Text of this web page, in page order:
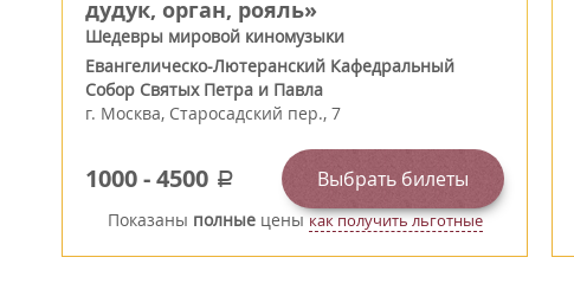
дудук, орган, рояль»
Шедевры мировой киномузыки
Евангелическо-Лютеранский Кафедральный
Собор Святых Петра и Павла
г. Москва, Старосадский пер., 7
1000-4500 a Выбрать билеты
Показаны полныеценыкак получить льготные